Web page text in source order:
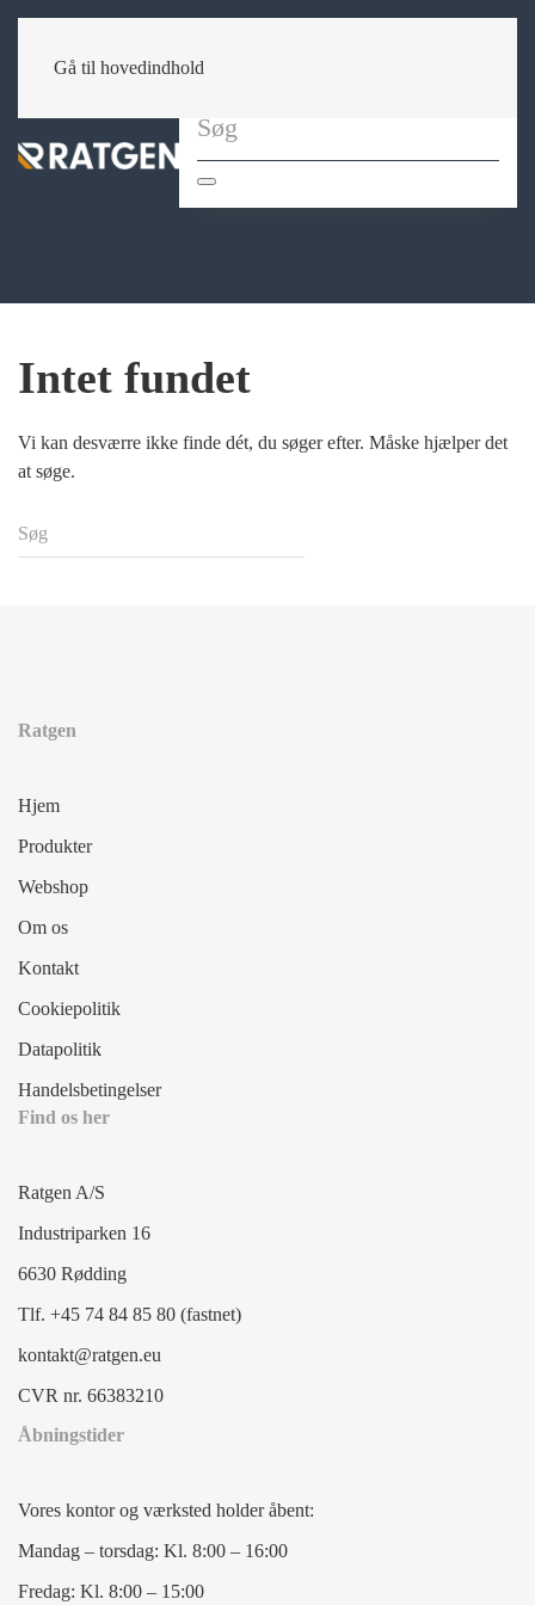
Gå til hovedindhold
Intet fundet
Vi kan desværre ikke finde dét, du søger efter. Måske hjælper det
at søge.
Ratgen
Hjem
Produkter
Webshop
Om os
Kontakt
Cookiepolitik
Datapolitik
Handelsbetingelser
Find os her
Ratgen A/S
Industriparken 16
6630 Rødding
Tlf. +45 74 84 85 80 (fastnet)
kontakt@ratgen.eu
CVR nr. 66383210
Åbningstider
Vores kontor og værksted holder åbent:
Mandag – torsdag: Kl. 8:00 – 16:00
Fredag: Kl. 8:00 – 15:00